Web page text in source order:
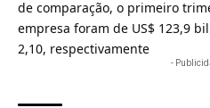
de comparação, o primeiro
empresa foram de US$ 123,9
2,10, respectivamente
-